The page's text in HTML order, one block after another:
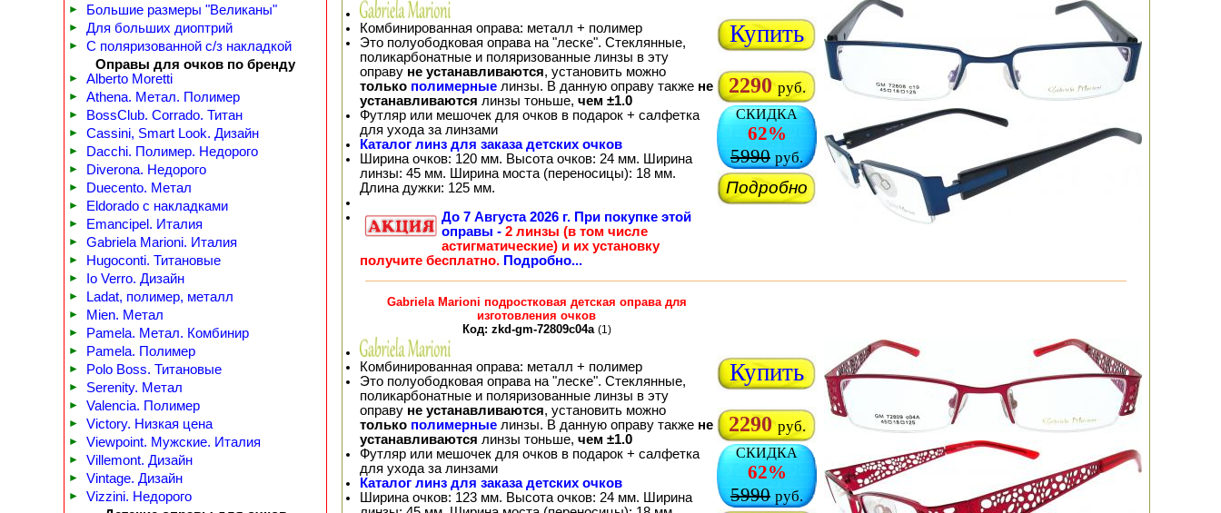
► Большие размеры "Великаны"
► Для больших диоптрий
►
С поляризованной с/з накладкой
Оправы для очков по бренду
► Alberto Moretti
► Athena. Метал. Полимер
► BossClub. Corrado. Титан
► Cassini, Smart Look. Дизайн
► Dacchi. Полимер. Недорого
► Diverona. Недорого
► Duecento. Метал
► Eldorado с накладками
► Emancipel. Италия
► Gabriela Marioni. Италия
► Hugoconti. Титановые
► Io Verro. Дизайн
► Ladat, полимер, металл
► Mien. Метал
► Pamela. Метал. Комбинир
► Pamela. Полимер
► Polo Boss. Титановые
► Serenity. Метал
► Valencia. Полимер
► Victory. Низкая цена
► Viewpoint. Мужские. Италия
► Villemont. Дизайн
► Vintage. Дизайн
►
Vizzini. Недорого
Комбинированная оправа: металл + полимер
Это полуободковая оправа на "леске". Стеклянные,
поликарбонатные и поляризованные линзы в эту
оправу не устанавливаются, установить можно
только полимерные линзы. В данную оправу также не
устанавливаются линзы тоньше, чем ±1.0
Футляр или мешочек для очков в подарок + салфетка
для ухода за линзами
Каталог линз для заказа детских очков
Ширина очков: 120 мм. Высота очков: 24 мм. Ширина
линзы: 45 мм. Ширина моста (переносицы): 18 мм.
Длина дужки: 125 мм.
До 7 Августа 2026 г. При покупке этой
оправы - 2 линзы (в том числе
астигматические) и их установку
получите бесплатно. Подробно...
Купить
2290 руб.
СКИДКА
62%
5990 руб.
Подробно
Gabriela Marioni подростковая детская оправа для
изготовления очков
Код: zkd-gm-72809c04a (1)
Комбинированная оправа: металл + полимер
Это полуободковая оправа на "леске". Стеклянные,
поликарбонатные и поляризованные линзы в эту
оправу не устанавливаются, установить можно
только полимерные линзы. В данную оправу также не
устанавливаются линзы тоньше, чем ±1.0
Футляр или мешочек для очков в подарок + салфетка
для ухода за линзами
Каталог линз для заказа детских очков
Ширина очков: 123 мм. Высота очков: 24 мм. Ширина
Купить
2290 руб.
СКИДКА
62%
5990 руб.